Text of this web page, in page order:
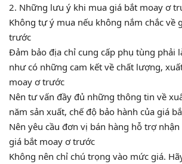
2. Những lưu ý khi mua giá bắt moay ơ
Không tự ý mua nếu không nắm chắc về
trước
Đảm bảo địa chỉ cung cấp phụ tùng phải
như có những cam kết về chất lượng,
moay ơ trước
Nên tư vấn đầy đủ những thông tin về
năm sản xuất, chế độ bảo hành của giá
Nên yêu cầu đơn vị bán hàng hỗ trợ
giá bắt moay ơ trước
Không nên chỉ chú trọng vào mức giá.